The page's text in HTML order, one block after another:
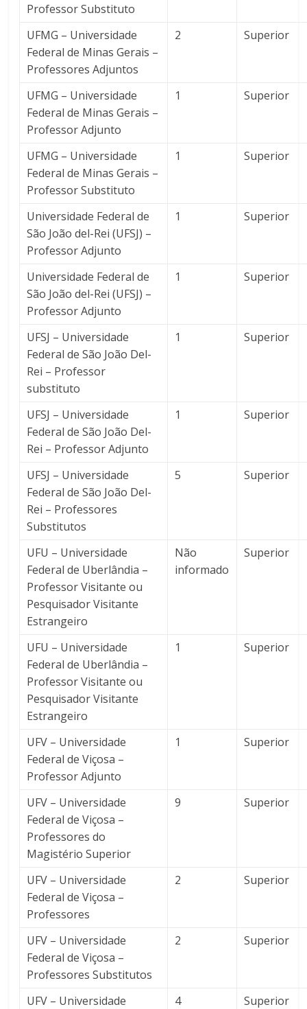
Professor Substituto
UFMG – Universidade
Federal de Minas Gerais –
Professores Adjuntos
2 Superior
UFMG – Universidade
Federal de Minas Gerais –
Professor Adjunto
1 Superior
UFMG – Universidade
Federal de Minas Gerais –
Professor Substituto
1 Superior
Universidade Federal de
São João del-Rei (UFSJ) –
Professor Adjunto
1 Superior
Universidade Federal de
São João del-Rei (UFSJ) –
Professor Adjunto
1 Superior
UFSJ – Universidade
Federal de São João Del-
Rei – Professor
substituto
1 Superior
UFSJ – Universidade
Federal de São João Del-
Rei – Professor Adjunto
1 Superior
UFSJ – Universidade
Federal de São João Del-
Rei – Professores
Substitutos
5 Superior
UFU – Universidade
Federal de Uberlândia –
Professor Visitante ou
Pesquisador Visitante
Estrangeiro
Não
informado
Superior
UFU – Universidade
Federal de Uberlândia –
Professor Visitante ou
Pesquisador Visitante
Estrangeiro
1 Superior
UFV – Universidade
Federal de Viçosa –
Professor Adjunto
1 Superior
UFV – Universidade
Federal de Viçosa –
Professores do
Magistério Superior
9 Superior
UFV – Universidade
Federal de Viçosa –
Professores
2 Superior
UFV – Universidade
Federal de Viçosa –
Professores Substitutos
2 Superior
UFV – Universidade 4 Superior